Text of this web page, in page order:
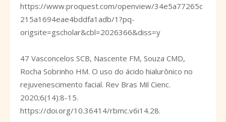
https://www.proquest.com/openview/34e5a77265c
215a1694eae4bddfa1adb/1?pq-
origsite=gscholar&cbl=2026366&diss=y
47 Vasconcelos SCB, Nascente FM, Souza CMD,
Rocha Sobrinho HM. O uso do ácido hialurônico no
rejuvenescimento facial. Rev Bras Mil Cienc.
2020;6(14):8-15.
https://doi.org/10.36414/rbmc.v6i14.28.